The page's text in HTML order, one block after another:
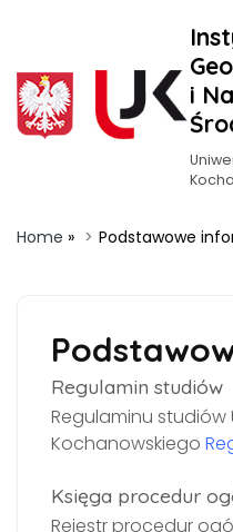
i
Home » Podstawowe
Regulamin studiów
Regulaminu
Kochanowskiego
Księga procedur
Rejestr procedur